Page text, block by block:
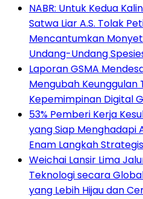
NABR: Untuk Kedua
Satwa Liar A.S. Tolak
Mencantumkan
Undang-Undang
Laporan GSMA
Mengubah Keunggulan
Kepemimpinan Digital
53% Pemberi Kerja
yang Siap Menghadapi
Enam Langkah
Weichai Lansir Lima
Teknologi secara
yang Lebih Hijau dan